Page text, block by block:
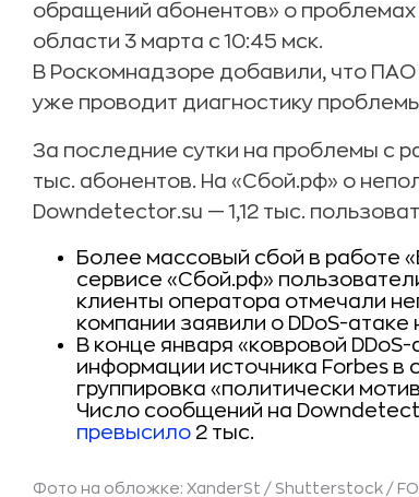
обращений абонентов» о
области 3 марта с 10:45 мск.
В Роскомнадзоре добавили, что
уже проводит диагностику
За последние сутки на проблемы с
тыс. абонентов. На «Сбой.рф» о
Downdetector.su — 1,12 тыс.
Более массовый сбой в работе
сервисе «Сбой.рф»
клиенты оператора отмечали
компании заявили о DDoS-атаке
В конце января «ковровой DDoS-
информации источника Forbes
группировка «политически
Число сообщений на
превысило 2 тыс.
Фото на обложке: XanderSt / Shutterstock /